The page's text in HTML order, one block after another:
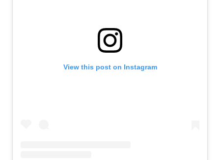
View this post on Instagram